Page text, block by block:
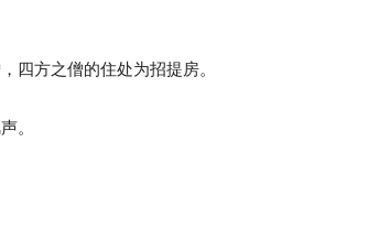
四方之僧的住处为招提房。
。